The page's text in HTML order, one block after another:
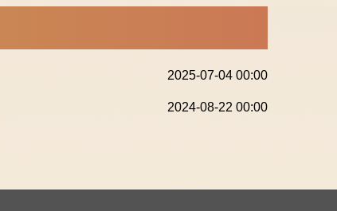
2025-07-04 00:00
2024-08-22 00:00